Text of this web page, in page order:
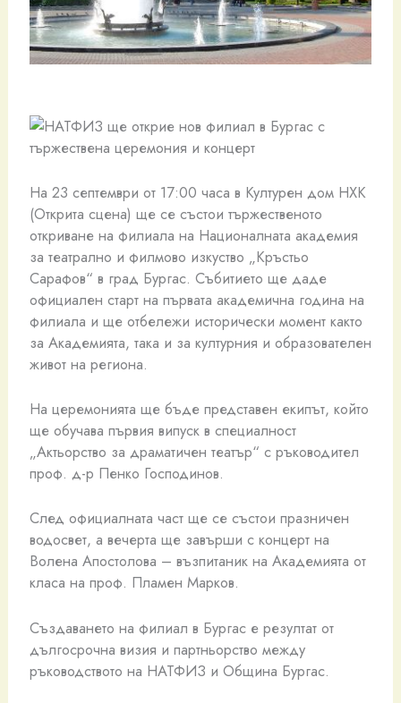
На 23 септември от 17:00 часа в Културен дом НХК
(Oткрита сцена) ще се състои тържественото
откриване на филиала на Националната академия
за театрално и филмово изкуство „Кръстьо
Сарафов“ в град Бургас. Събитието ще даде
официален старт на първата академична година на
филиала и ще отбележи исторически момент както
за Академията, така и за културния и образователен
живот на региона.
На церемонията ще бъде представен екипът, който
ще обучава първия випуск в специалност
„Актьорство за драматичен театър“ с ръководител
проф. д-р Пенко Господинов.
След официалната част ще се състои празничен
водосвет, а вечерта ще завърши с концерт на
Волена Апостолова – възпитаник на Академията от
класа на проф. Пламен Марков.
Създаването на филиал в Бургас е резултат от
дългосрочна визия и партньорство между
ръководството на НАТФИЗ и Община Бургас.